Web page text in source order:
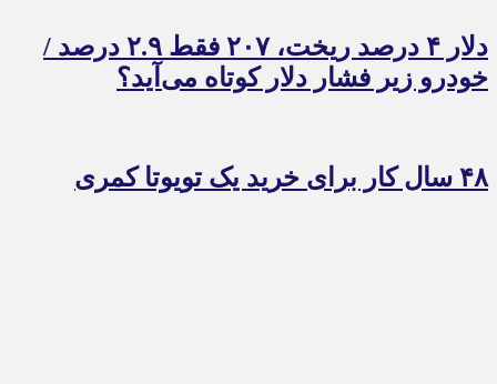
دلار ۴ درصد ریخت، ۲۰۷ فقط ۲.۹ درصد /
خودرو زیر فشار دلار کوتاه می‌آید؟
۴۸ سال کار برای خرید یک تویوتا کمری